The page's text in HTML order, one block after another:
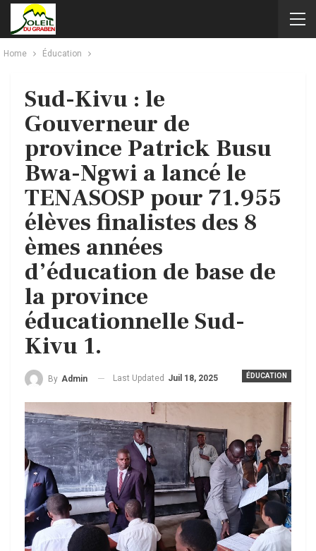
Home Éducation
Sud-Kivu : le
Gouverneur de
province Patrick Busu
Bwa-Ngwi a lancé le
TENASOSP pour 71.955
élèves finalistes des 8
èmes années
d’éducation de base de
la province
éducationnelle Sud-
Kivu 1.
ÉDUCATION
By Admin Last Updated Juil 18, 2025